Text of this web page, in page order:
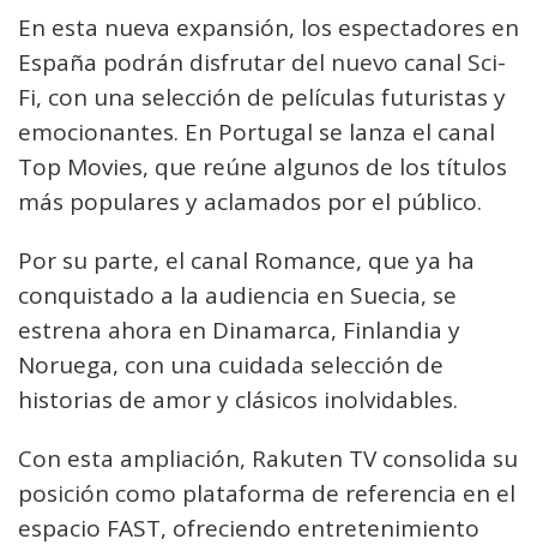
En esta nueva expansión, los espectadores en
España podrán disfrutar del nuevo canal Sci-
Fi, con una selección de películas futuristas y
emocionantes. En Portugal se lanza el canal
Top Movies, que reúne algunos de los títulos
más populares y aclamados por el público.
Por su parte, el canal Romance, que ya ha
conquistado a la audiencia en Suecia, se
estrena ahora en Dinamarca, Finlandia y
Noruega, con una cuidada selección de
historias de amor y clásicos inolvidables.
Con esta ampliación, Rakuten TV consolida su
posición como plataforma de referencia en el
espacio FAST, ofreciendo entretenimiento